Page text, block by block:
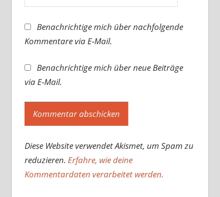
Benachrichtige mich über nachfolgende
Kommentare via E-Mail.
Benachrichtige mich über neue Beiträge
via E-Mail.
Diese Website verwendet Akismet, um Spam zu
reduzieren. Erfahre, wie deine
Kommentardaten verarbeitet werden.